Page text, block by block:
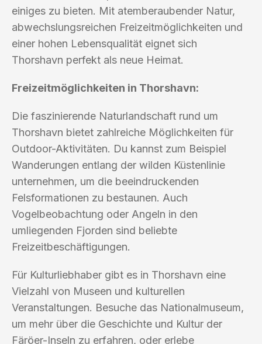
einiges zu bieten. Mit atemberaubender Natur,
abwechslungsreichen Freizeitmöglichkeiten und
einer hohen Lebensqualität eignet sich
Thorshavn perfekt als neue Heimat.
Freizeitmöglichkeiten in Thorshavn:
Die faszinierende Naturlandschaft rund um
Thorshavn bietet zahlreiche Möglichkeiten für
Outdoor-Aktivitäten. Du kannst zum Beispiel
Wanderungen entlang der wilden Küstenlinie
unternehmen, um die beeindruckenden
Felsformationen zu bestaunen. Auch
Vogelbeobachtung oder Angeln in den
umliegenden Fjorden sind beliebte
Freizeitbeschäftigungen.
Für Kulturliebhaber gibt es in Thorshavn eine
Vielzahl von Museen und kulturellen
Veranstaltungen. Besuche das Nationalmuseum,
um mehr über die Geschichte und Kultur der
Färöer-Inseln zu erfahren, oder erlebe